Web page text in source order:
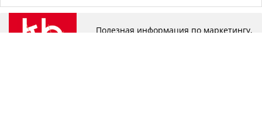
Полезная информация по маркетингу,